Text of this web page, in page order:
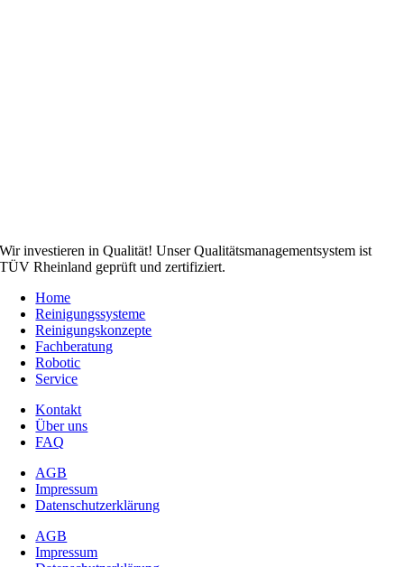
Wir investieren in Qualität! Unser Qualitätsmanagementsystem ist
TÜV Rheinland geprüft und zertifiziert.
Home
Reinigungssysteme
Reinigungskonzepte
Fachberatung
Robotic
Service
Kontakt
Über uns
FAQ
AGB
Impressum
Datenschutzerklärung
AGB
Impressum